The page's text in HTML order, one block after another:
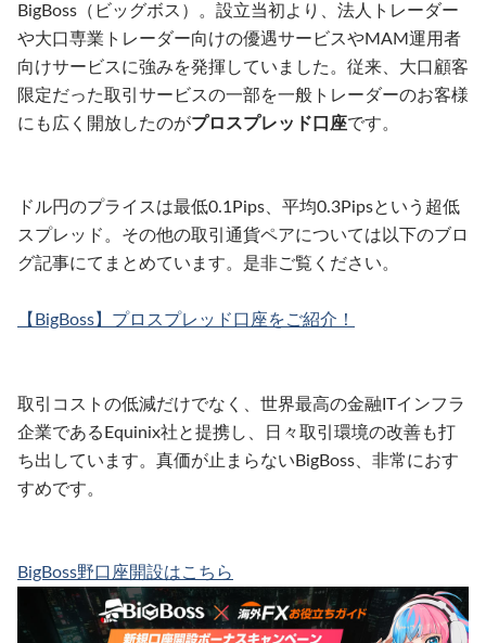
BigBoss（ビッグボス）。設立当初より、法人トレーダー
や大口専業トレーダー向けの優遇サービスやMAM運用者
向けサービスに強みを発揮していました。従来、大口顧客
限定だった取引サービスの一部を一般トレーダーのお客様
にも広く開放したのがプロスプレッド口座です。
ドル円のプライスは最低0.1Pips、平均0.3Pipsという超低
スプレッド。その他の取引通貨ペアについては以下のブロ
グ記事にてまとめています。是非ご覧ください。
【BigBoss】プロスプレッド口座をご紹介！
取引コストの低減だけでなく、世界最高の金融ITインフラ
企業であるEquinix社と提携し、日々取引環境の改善も打
ち出しています。真価が止まらないBigBoss、非常におす
すめです。
BigBoss野口座開設はこちら